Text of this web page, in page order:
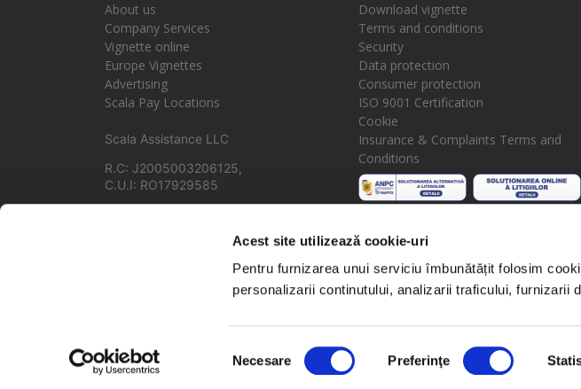
Acest site utilizează cookie-uri
Pentru furnizarea unui serviciu îmbunătățit folosim
personalizarii continutului, analizarii traficului, furnizarii
consimțământului
Necesare Preferinţe
About us
Company Services
Vignette online
Europe Vignettes
Advertising
Scala Pay Locations
Scala Assistance LLC
R.C: J2005003206125,
C.U.I: RO17929585
Download vignette
Terms and conditions
Security
Data protection
Consumer protection
ISO 9001 Certification
Cookie
Insurance & Complaints Terms and
Conditions
© Copyright 2026 Scala Assistance. All rights reserved. Terms of